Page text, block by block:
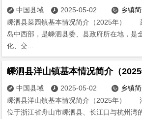
 中国县域  2025-05-02  乡镇
嵊泗县菜园镇基本情况简介（2025年）
岛中西部，是嵊泗县委、县政府所在地，是
化、交...
嵊泗县洋山镇基本情况简介（2025
 中国县域  2025-05-02  乡镇
嵊泗县洋山镇基本情况简介（2025年）
位于浙江省舟山市嵊泗县、长江口与杭州湾